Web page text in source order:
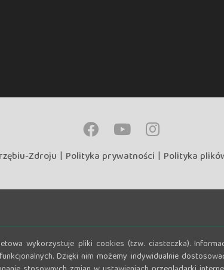
Zdroju | Polityka prywatności | Polityka
wykorzystuje pliki cookies (tzw. ciasteczka).
Dzięki nim możemy indywidualnie